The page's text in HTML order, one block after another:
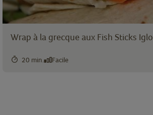
Wrap à la grecque aux Fish Sticks Iglo
20 min. Facile